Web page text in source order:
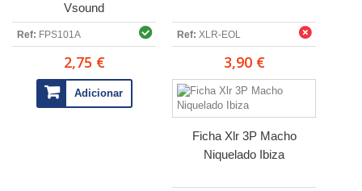
Vsound
Ref: FPS101A
2,75 €
Adicionar
Ref: XLR-EOL
3,90 €
Ficha Xlr 3P Macho
Niquelado Ibiza